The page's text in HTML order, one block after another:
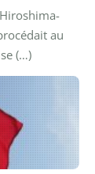
au
(…)